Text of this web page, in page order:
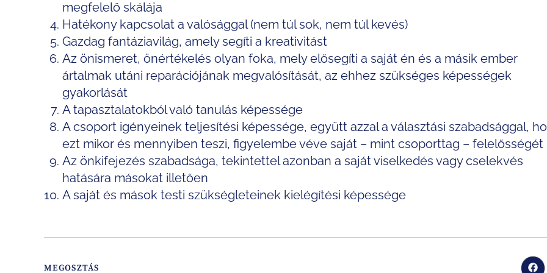
megfelelő skálája
Hatékony kapcsolat a valósággal (nem túl sok, nem túl kevés)
Gazdag fantáziavilág, amely segíti a kreativitást
Az önismeret, önértékelés olyan foka, mely elősegíti a saját én és a másik ember
ártalmak utáni reparációjának megvalósítását, az ehhez szükséges képességek
gyakorlását
A tapasztalatokból való tanulás képessége
A csoport igényeinek teljesítési képessége, együtt azzal a választási szabadsággal,
ezt mikor és mennyiben teszi, figyelembe véve saját – mint csoporttag – felelősségét
Az önkifejezés szabadsága, tekintettel azonban a saját viselkedés vagy cselekvés
hatására másokat illetően
A saját és mások testi szükségleteinek kielégítési képessége
MEGOSZTÁS